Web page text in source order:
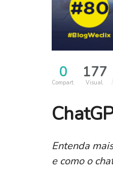
0
Compart.
177
Visual.
Entenda
e como o